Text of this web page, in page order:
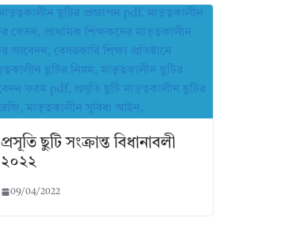
প্রসূতি ছুটি সংক্রান্ত বিধানাবলী
২০২২
09/04/2022